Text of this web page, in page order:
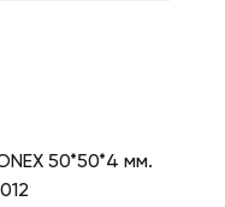
50*50*4 мм.